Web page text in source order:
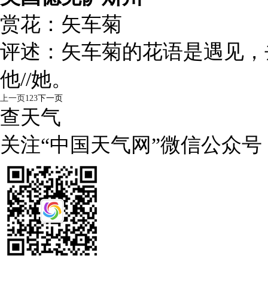
赏花：矢车菊
评述：矢车菊的花语是遇见
他//她。
上一页123下一页
查天气
关注“中国天气网”微信公众号